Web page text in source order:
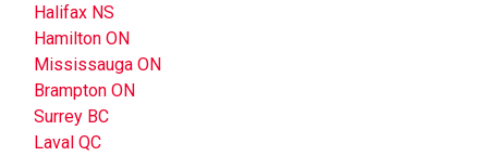
Halifax NS
Hamilton ON
Mississauga ON
Brampton ON
Surrey BC
Laval QC